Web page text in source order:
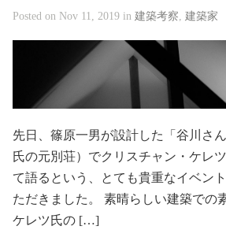
Posted on Nov 11, 2019 in 建築考察, 建築家
先日、篠原一男が設計した「谷川さ
氏の元別荘）でクリスチャン・ケレ
て語るという、とても貴重なイベン
ただきました。 素晴らしい建築での
ケレツ氏の […]